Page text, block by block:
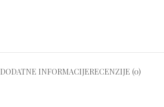
DODATNE INFORMACIJERECENZIJE (0)